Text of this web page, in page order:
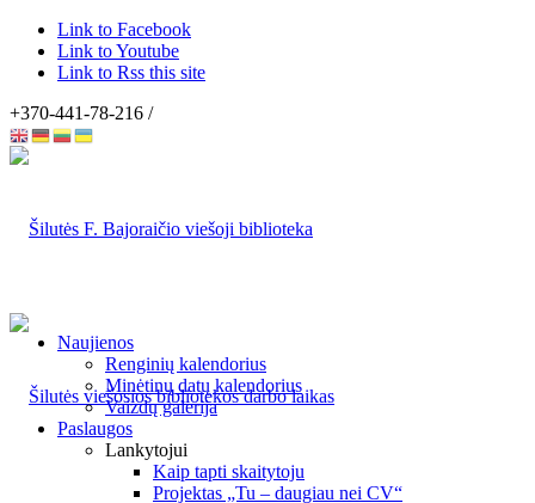
Link to Facebook
Link to Youtube
Link to Rss this site
+370-441-78-216 /
Naujienos
Renginių kalendorius
Minėtinų datų kalendorius
Vaizdų galerija
Paslaugos
Lankytojui
Kaip tapti skaitytoju
Projektas „Tu – daugiau nei CV“